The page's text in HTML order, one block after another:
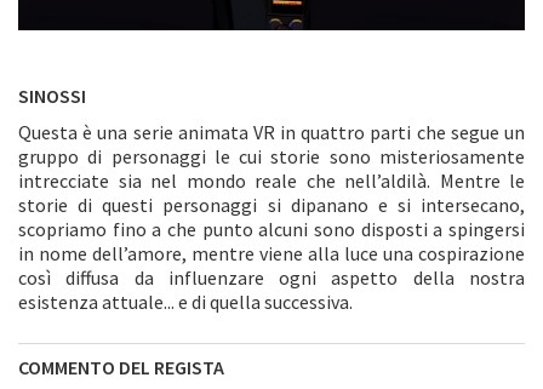
SINOSSI
Questa è una serie animata VR in quattro parti che segue un
gruppo di personaggi le cui storie sono misteriosamente
intrecciate sia nel mondo reale che nell’aldilà. Mentre le
storie di questi personaggi si dipanano e si intersecano,
scopriamo fino a che punto alcuni sono disposti a spingersi
in nome dell’amore, mentre viene alla luce una cospirazione
così diffusa da influenzare ogni aspetto della nostra
esistenza attuale... e di quella successiva.
COMMENTO DEL REGISTA